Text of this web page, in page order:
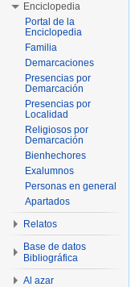
Enciclopedia
Portal de la
Enciclopedia
Familia
Demarcaciones
Presencias por
Demarcación
Presencias por
Localidad
Religiosos por
Demarcación
Bienhechores
Exalumnos
Personas en general
Apartados
Relatos
Base de datos
Bibliográfica
Al azar